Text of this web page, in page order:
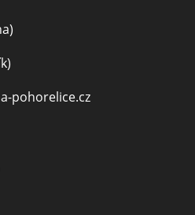
pohorelice.cz